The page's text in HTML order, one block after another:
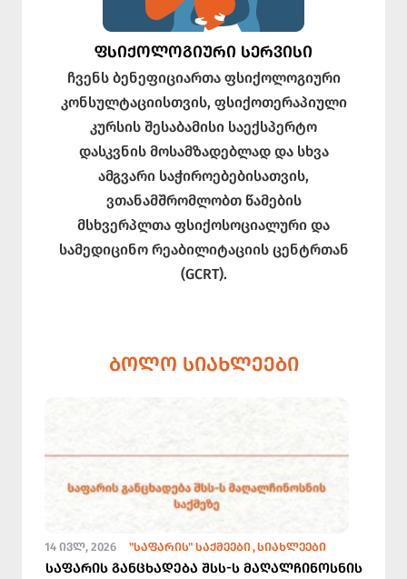
ᲤᲡᲘᲥᲝᲚᲝᲒᲘᲣᲠᲘ ᲡᲔᲠᲕᲘᲡᲘ
ჩვენს ბენეფიციართა ფსიქოლოგიური
კონსულტაციისთვის, ფსიქოთერაპიული
კურსის შესაბამისი საექსპერტო
დასკვნის მოსამზადებლად და სხვა
ამგვარი საჭიროებებისათვის,
ვთანამშრომლობთ წამების
მსხვერპლთა ფსიქოსოციალური და
სამედიცინო რეაბილიტაციის ცენტრთან
(GCRT).
ᲑᲝᲚᲝ ᲡᲘᲐᲮᲚᲔᲔᲑᲘ
14 ᲘᲕᲚ, 2026 "ᲡᲐᲤᲐᲠᲘᲡ" ᲡᲐᲥᲛᲔᲔᲑᲘ ᲡᲘᲐᲮᲚᲔᲔᲑᲘ
საფარის განცხადება შსს-ს მაღალჩინოსნის